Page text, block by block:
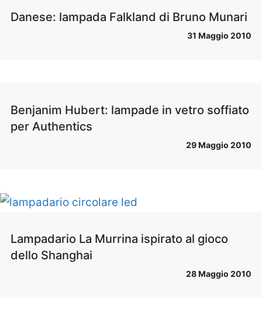
Danese: lampada Falkland di Bruno Munari
31 Maggio 2010
Benjanim Hubert: lampade in vetro soffiato
per Authentics
29 Maggio 2010
Lampadario La Murrina ispirato al gioco
dello Shanghai
28 Maggio 2010